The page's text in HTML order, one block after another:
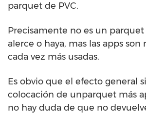
parquet de PVC.
Precisamente no es un
alerce o haya, mas las apps son
cada vez más usadas.
Es obvio que el efecto general
colocación de unparquet más
no hay duda de que no